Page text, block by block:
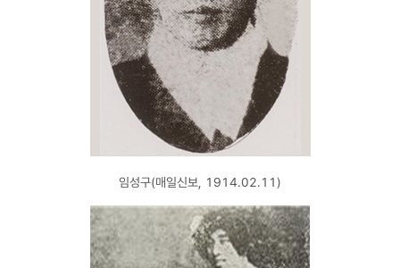
임성구(매일신보, 1914.02.11)